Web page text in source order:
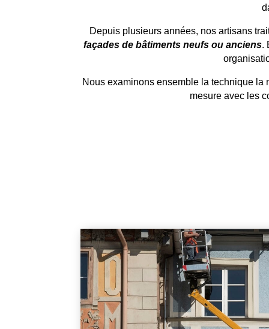
Depuis plusieurs années, nos artisans
façades de bâtiments neufs ou anciens.
Nous examinons ensemble la technique la
mesure avec les